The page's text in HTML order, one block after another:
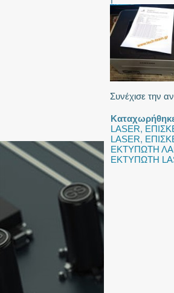
Συνέχισε την
LASER,
LASER,
ΕΚΤΥΠΩΤΗ
ΕΚΤΥΠΩΤΗ